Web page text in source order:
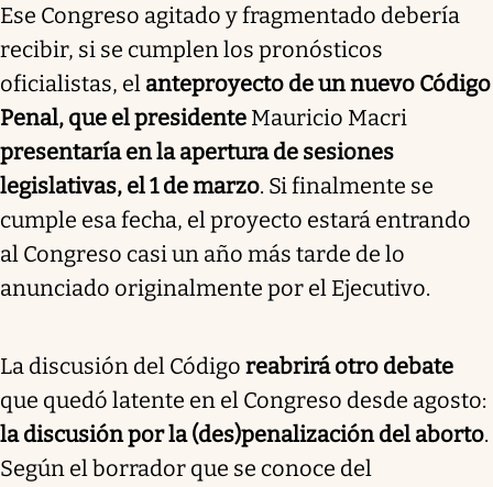
Ese Congreso agitado y fragmentado debería
recibir, si se cumplen los pronósticos
oficialistas, el anteproyecto de un nuevo Código
Penal, que el presidente Mauricio Macri
presentaría en la apertura de sesiones
legislativas, el 1 de marzo. Si finalmente se
cumple esa fecha, el proyecto estará entrando
al Congreso casi un año más tarde de lo
anunciado originalmente por el Ejecutivo.
La discusión del Código reabrirá otro debate
que quedó latente en el Congreso desde agosto:
la discusión por la (des)penalización del aborto.
Según el borrador que se conoce del